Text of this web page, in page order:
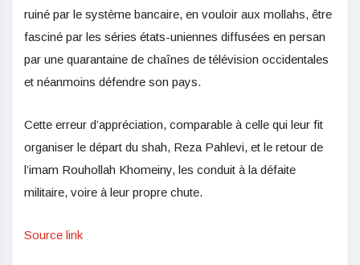
ruiné par le système bancaire, en vouloir aux mollahs, être
fasciné par les séries états-uniennes diffusées en persan
par une quarantaine de chaînes de télévision occidentales
et néanmoins défendre son pays.
Cette erreur d’appréciation, comparable à celle qui leur fit
organiser le départ du shah, Reza Pahlevi, et le retour de
l’imam Rouhollah Khomeiny, les conduit à la défaite
militaire, voire à leur propre chute.
Source link